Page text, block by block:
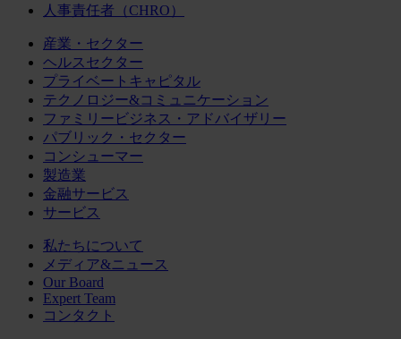
人事責任者（CHRO）
産業・セクター
ヘルスセクター
プライベートキャピタル
テクノロジー&コミュニケーション
ファミリービジネス・アドバイザリー
パブリック・セクター
コンシューマー
製造業
金融サービス
サービス
私たちについて
メディア&ニュース
Our Board
Expert Team
コンタクト